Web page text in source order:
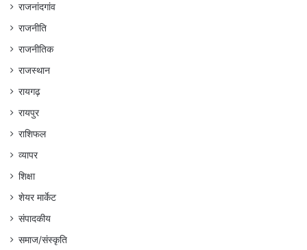
राजनांदगांव
राजनीति
राजनीतिक
राजस्थान
रायगढ़
रायपुर
राशिफल
व्यापर
शिक्षा
शेयर मार्केट
संपादकीय
समाज/संस्कृति